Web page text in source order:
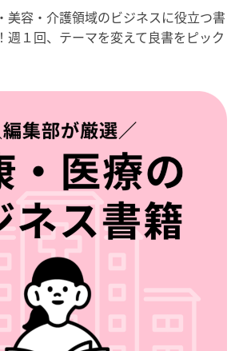
美容・介護領域のビジネスに役立つ書
週１回、テーマを変えて良書をピック